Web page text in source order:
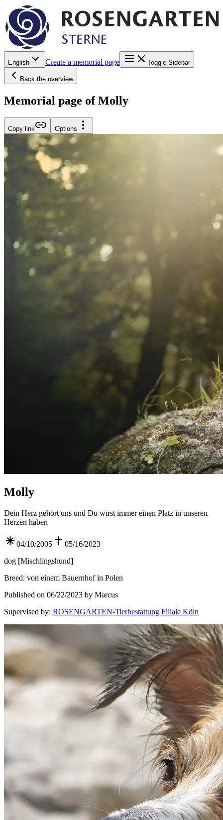
English Create a memorial page Toggle Sidebar
Back the overview
Memorial page of Molly
Copy link Options
Molly
Dein Herz gehört uns und Du wirst immer einen Platz in unseren
Herzen haben
04/10/2005
05/16/2023
dog [Mischlingshund]
Breed: von einem Bauernhof in Polen
Published on 06/22/2023 by Marcus
Supervised by: ROSENGARTEN-Tierbestattung Filiale Köln